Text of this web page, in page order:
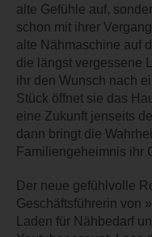
alte Gefühle auf,
schon mit ihrer
alte Nähmaschine auf
die längst vergessene
ihr den Wunsch nach
Stück öffnet sie das
eine Zukunft jenseits
dann bringt die
Familiengeheimnis ihr
Der neue gefühlvolle
Geschäftsführerin von
Laden für Nähbedarf